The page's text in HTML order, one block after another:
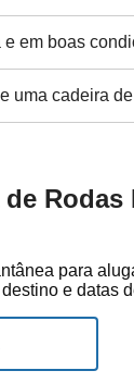
em boas
uma cadeira
Rodas
para
e datas